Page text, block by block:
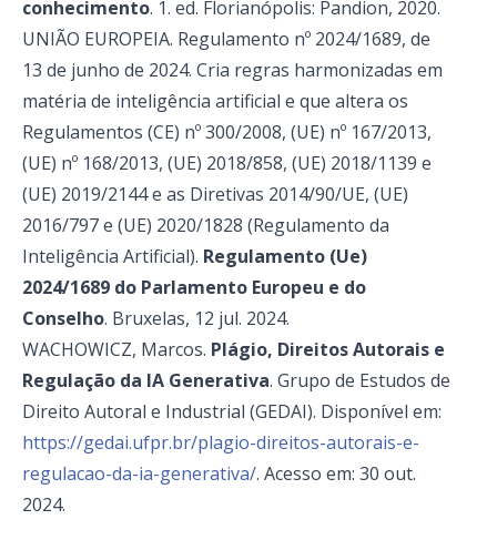
conhecimento. 1. ed. Florianópolis: Pandion, 2020.
UNIÃO EUROPEIA. Regulamento nº 2024/1689, de
13 de junho de 2024. Cria regras harmonizadas em
matéria de inteligência artificial e que altera os
Regulamentos (CE) nº 300/2008, (UE) nº 167/2013,
(UE) nº 168/2013, (UE) 2018/858, (UE) 2018/1139 e
(UE) 2019/2144 e as Diretivas 2014/90/UE, (UE)
2016/797 e (UE) 2020/1828 (Regulamento da
Inteligência Artificial). Regulamento (Ue)
2024/1689 do Parlamento Europeu e do
Conselho. Bruxelas, 12 jul. 2024.
WACHOWICZ, Marcos. Plágio, Direitos Autorais e
Regulação da IA Generativa. Grupo de Estudos de
Direito Autoral e Industrial (GEDAI). Disponível em:
https://gedai.ufpr.br/plagio-direitos-autorais-e-
regulacao-da-ia-generativa/. Acesso em: 30 out.
2024.